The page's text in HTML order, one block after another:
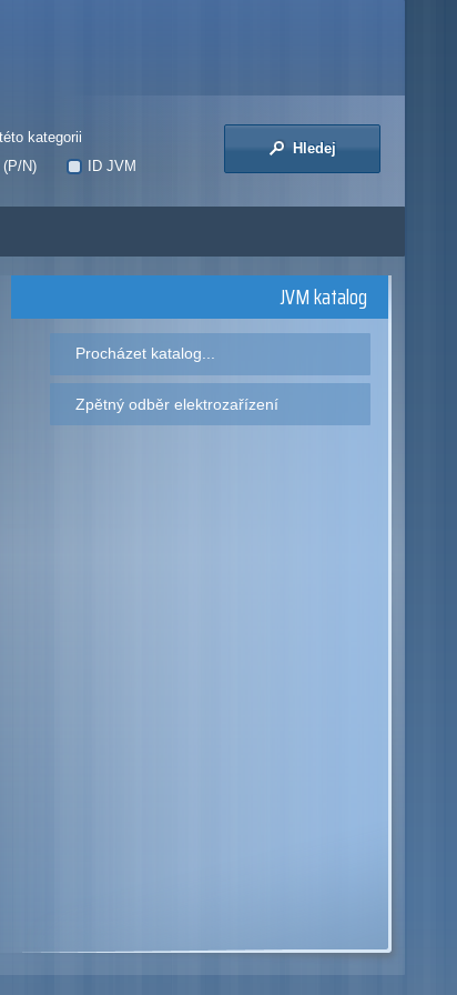
kategorii
(P/N) ID JVM
Hledej
JVM katalog
Procházet katalog...
Zpětný odběr elektrozařízení